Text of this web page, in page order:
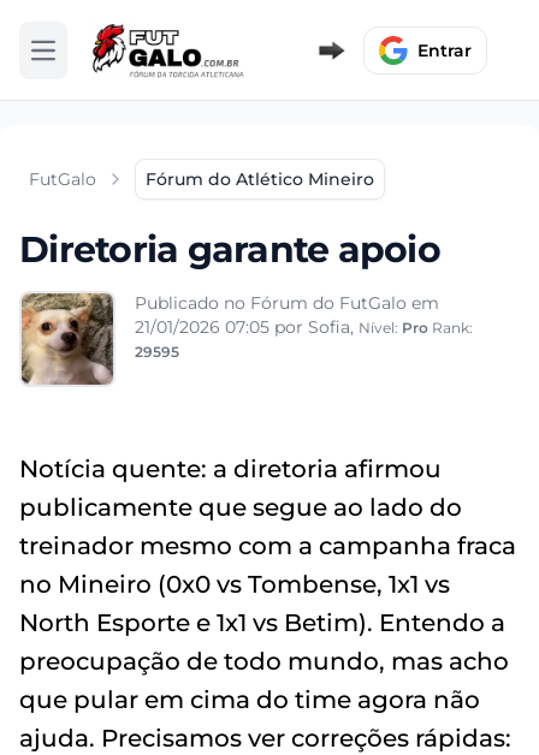
Abrir menu Entrar
FutGalo Fórum do Atlético Mineiro
Diretoria garante apoio
Publicado no Fórum do FutGalo em
21/01/2026 07:05 por Sofia, Nível: Pro Rank:
29595
Notícia quente: a diretoria afirmou
publicamente que segue ao lado do
treinador mesmo com a campanha fraca
no Mineiro (0x0 vs Tombense, 1x1 vs
North Esporte e 1x1 vs Betim). Entendo a
preocupação de todo mundo, mas acho
que pular em cima do time agora não
ajuda. Precisamos ver correções rápidas: